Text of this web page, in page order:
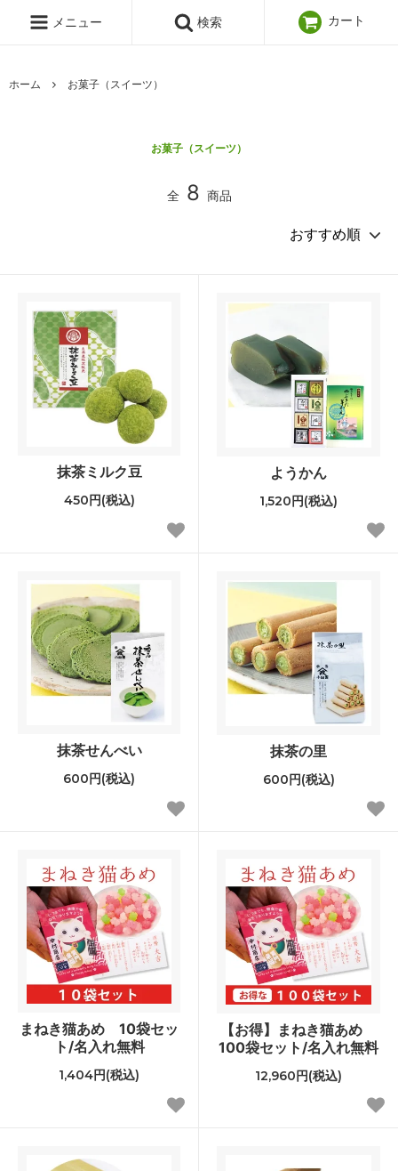
メニュー 検索 カート
ホーム お菓子（スイーツ）
お菓子（スイーツ）
全 8 商品
抹茶ミルク豆
450円(税込)
ようかん
1,520円(税込)
抹茶せんべい
600円(税込)
抹茶の里
600円(税込)
まねき猫あめ 10袋セッ
ト/名入れ無料
1,404円(税込)
【お得】まねき猫あめ
100袋セット/名入れ無料
12,960円(税込)